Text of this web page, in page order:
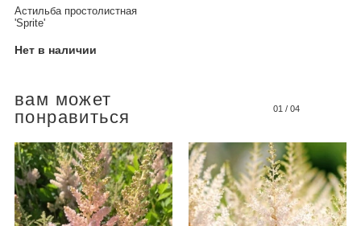
Астильба простолистная
'Sprite'
Нет в наличии
вам может
понравиться
01 / 04